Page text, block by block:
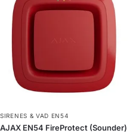
SIRENES & VAD EN54
AJAX EN54 FireProtect (Sounder)